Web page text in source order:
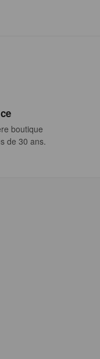
boutique
de 30 ans.